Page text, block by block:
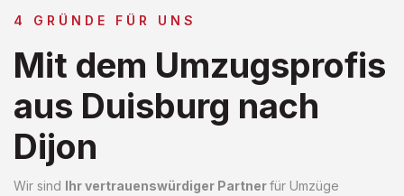
4 GRÜNDE FÜR UNS
Mit dem Umzugsprofis
aus Duisburg nach
Dijon
Wir sind Ihr vertrauenswürdiger Partnerfür Umzüge